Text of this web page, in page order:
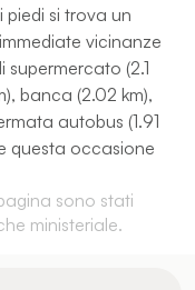
piedi si trova un
vicinanze
(2.1
banca (2.02 km),
autobus (1.91
questa occasione
sono stati
ministeriale.